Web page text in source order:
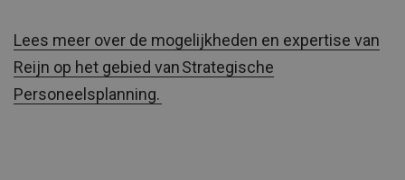
Lees meer over de mogelijkheden en expertise van
Reijn op het gebied van Strategische
Personeelsplanning.